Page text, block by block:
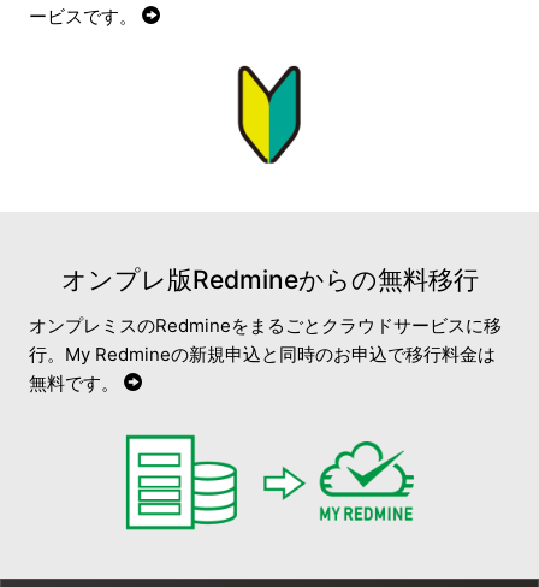
ービスです。
オンプレ版Redmineからの無料移行
オンプレミスのRedmineをまるごとクラウドサービスに移
行。My Redmineの新規申込と同時のお申込で移行料金は
無料です。